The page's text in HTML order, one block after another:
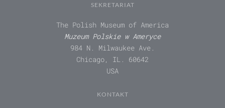
SEKRETARIAT
The Polish Museum of America
Muzeum Polskie w Ameryce
984 N. Milwaukee Ave.
Chicago, IL. 60642
USA
KONTAKT